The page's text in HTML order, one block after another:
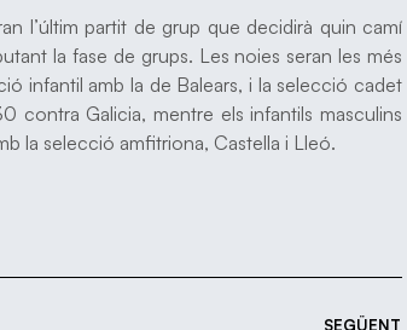
l’últim partit de grup que decidirà quin camí
la fase de grups. Les noies seran les més
infantil amb la de Balears, i la selecció cadet
contra Galicia, mentre els infantils masculins
la selecció amfitriona, Castella i Lleó.
SEGÜENT